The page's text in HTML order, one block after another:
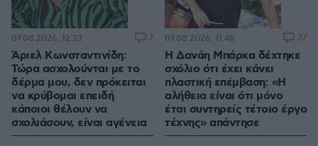
Άριελ Κωνσταντινίδη:
Τώρα ασχολούνται με το
δέρμα μου, δεν πρόκειται
να κρύβομαι επειδή
κάποιοι θέλουν να
σχολιάσουν, είναι αγένεια
07.08.2026, 12:23 7
Η Δανάη Μπάρκα δέχτηκε
σχόλιο ότι έχει κάνει
πλαστική επέμβαση: «Η
αλήθεια είναι ότι μόνο
έτσι συντηρείς τέτοιο έργο
τέχνης» απάντησε
07.08.2026, 11:48 27